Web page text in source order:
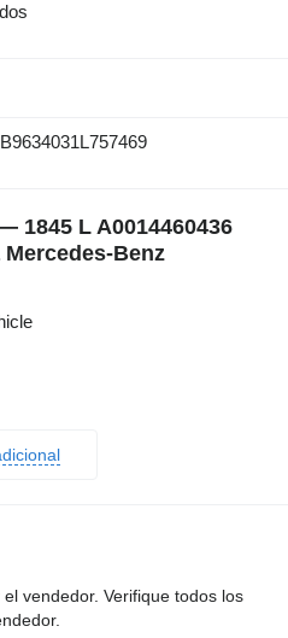
1845 L A0014460436
Benz
vendedor. Verifique todos los